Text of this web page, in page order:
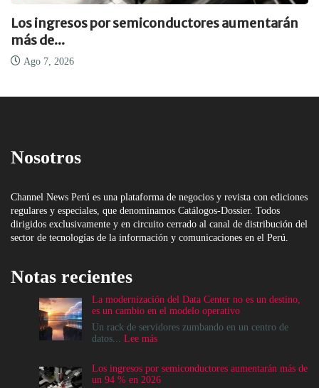
Los ingresos por semiconductores aumentarán
más de...
Ago 7, 2026
Nosotros
Channel News Perú es una plataforma de negocios y revista con ediciones
regulares y especiales, que denominamos Catálogos-Dossier. Todos
dirigidos exclusivamente y en circuito cerrado al canal de distribución del
sector de tecnologías de la información y comunicaciones en el Perú.
Notas recientes
La modernización del Data Center no es un destino,
es un cambio en el modelo operativo
Un rack de servidores zumbando en un centro de
datos... Lee más:
del
Data
Los ingresos por semiconductores aumentarán más de
un 94 % en 2026